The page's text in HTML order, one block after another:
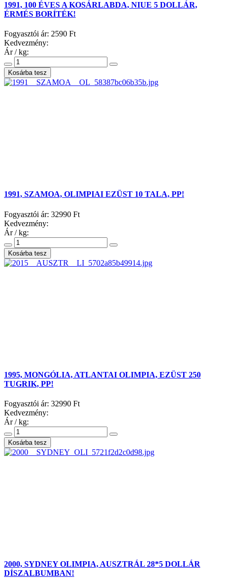
1991, 100 ÉVES A KOSÁRLABDA, NIUE 5 DOLLÁR,
ÉRMÉS BORÍTÉK!
Fogyasztói ár: 2590 Ft
Kedvezmény:
Ár / kg:
1991, SZAMOA, OLIMPIAI EZÜST 10 TALA, PP!
Fogyasztói ár: 32990 Ft
Kedvezmény:
Ár / kg:
1995, MONGÓLIA, ATLANTAI OLIMPIA, EZÜST 250
TUGRIK, PP!
Fogyasztói ár: 32990 Ft
Kedvezmény:
Ár / kg:
2000, SYDNEY OLIMPIA, AUSZTRÁL 28*5 DOLLÁR
DÍSZALBUMBAN!